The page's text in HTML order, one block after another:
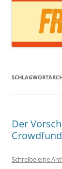
Der
Schreibe eine